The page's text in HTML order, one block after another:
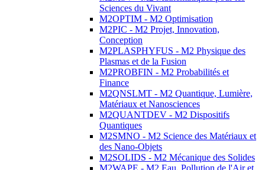
Sciences du Vivant
M2OPTIM - M2 Optimisation
M2PIC - M2 Projet, Innovation,
Conception
M2PLASPHYFUS - M2 Physique des
Plasmas et de la Fusion
M2PROBFIN - M2 Probabilités et
Finance
M2QNSLMT - M2 Quantique, Lumière,
Matériaux et Nanosciences
M2QUANTDEV - M2 Dispositifs
Quantiques
M2SMNO - M2 Science des Matériaux et
des Nano-Objets
M2SOLIDS - M2 Mécanique des Solides
M2WAPE - M2 Eau, Pollution de l'Air et